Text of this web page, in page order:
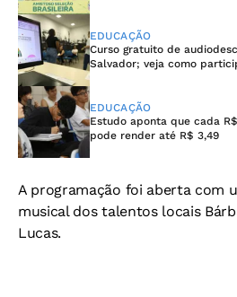
EDUCAÇÃO
Curso gratuito de
Salvador; veja como
EDUCAÇÃO
Estudo aponta que cada
pode render até R$ 3,49
A programação foi aberta com
musical dos talentos locais
Lucas.